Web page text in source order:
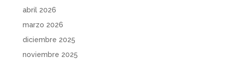
abril 2026
marzo 2026
diciembre 2025
noviembre 2025